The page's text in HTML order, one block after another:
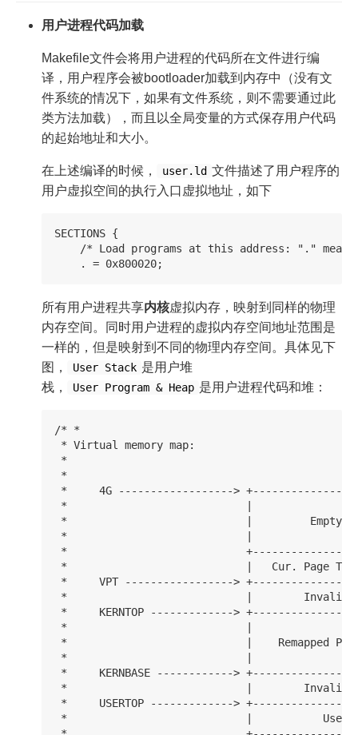
用户进程代码加载
Makefile文件会将用户进程的代码所在文件进行编
译，用户程序会被bootloader加载到内存中（没有文
件系统的情况下，如果有文件系统，则不需要通过此
类方法加载），而且以全局变量的方式保存用户代码
的起始地址和大小。
在上述编译的时候， user.ld 文件描述了用户程序的
用户虚拟空间的执行入口虚拟地址，如下
SECTIONS {
/* Load programs at this address: "."
所有用户进程共享内核虚拟内存，映射到同样的物理
内存空间。同时用户进程的虚拟内存空间地址范围是
一样的，但是映射到不同的物理内存空间。具体见下
图，
User Stack 是用户堆
栈，
User Program & Heap 是用户进程代码和堆：
/* *
* Virtual memory map:
*
*
*     4G ------------------>
*                            |
*                            |         Empty
*                            |
*
*                            |   Cur. Page Table
*     VPT ----------------->
*                            |        Invalid
*     KERNTOP ------------->
*                            |
*                            |    Remapped Physical
*                            |
*     KERNBASE ------------>
*                            |        Invalid
*     USERTOP ------------->
*                            |           User